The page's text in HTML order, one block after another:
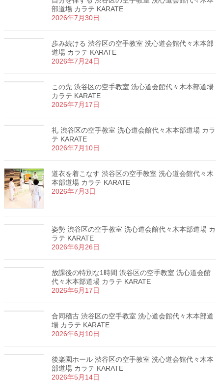
部道場 カラテ KARATE
2026年7月30日
歩み続ける 渋谷区の空手教室 洗心道会館代々木本部
道場 カラテ KARATE
2026年7月24日
この先 渋谷区の空手教室 洗心道会館代々木本部道場
カラテ KARATE
2026年7月17日
礼 渋谷区の空手教室 洗心道会館代々木本部道場 カラ
テ KARATE
2026年7月10日
道衣を着こなす 渋谷区の空手教室 洗心道会館代々木
本部道場 カラテ KARATE
2026年7月3日
姿勢 渋谷区の空手教室 洗心道会館代々木本部道場 カ
ラテ KARATE
2026年6月26日
放課後の特別な1時間 渋谷区の空手教室 洗心道会館
代々木本部道場 カラテ KARATE
2026年6月17日
合同稽古 渋谷区の空手教室 洗心道会館代々木本部道
場 カラテ KARATE
2026年6月10日
後楽園ホール 渋谷区の空手教室 洗心道会館代々木本
部道場 カラテ KARATE
2026年5月14日